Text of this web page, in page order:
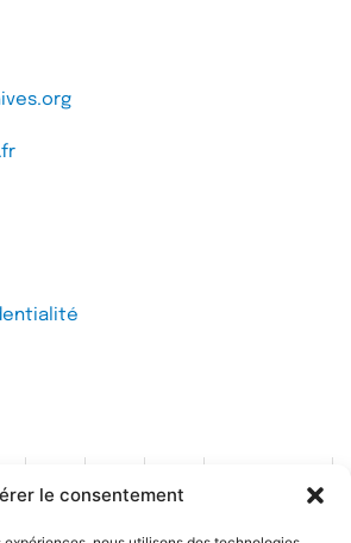
le consentement